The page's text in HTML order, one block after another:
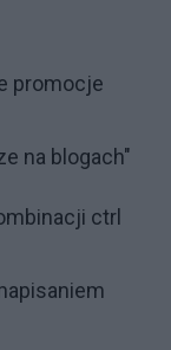
promocje
na blogach"
ctrl